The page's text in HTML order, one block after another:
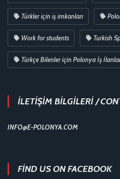
Türkler için iş imkanları
Work for students Turkish
Türkçe Bilenler için Polonya İş
İLETİŞİM BİLGİLERİ /
INFO@E-POLONYA.COM
FIND US ON FACEBOOK